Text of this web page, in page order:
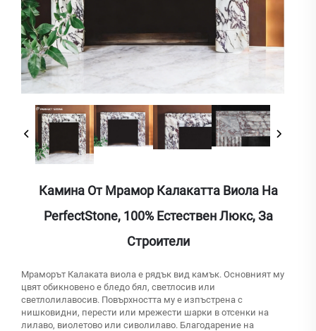
Камина От Мрамор Калакатта Виола На
PerfectStone, 100% Естествен Люкс, За
Строители
Мраморът Калаката виола е рядък вид камък. Основният му
цвят обикновено е бледо бял, светлосив или
светлолилавосив. Повърхността му е изпъстрена с
нишковидни, перести или мрежести шарки в отсенки на
лилаво, виолетово или сиволилаво. Благодарение на